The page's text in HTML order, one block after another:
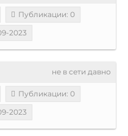
Публикации: 0
2023
не в сети давно
Публикации: 0
2023